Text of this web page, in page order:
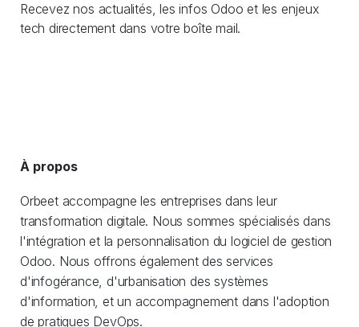
Recevez nos actualités, les infos Odoo et les enjeux
tech directement dans votre boîte mail.
À propos
Orbeet accompagne les entreprises dans leur
transformation digitale. Nous sommes spécialisés dans
l'intégration et la personnalisation du logiciel de gestion
Odoo. Nous offrons également des services
d'infogérance, d'urbanisation des systèmes
d'information, et un accompagnement dans l'adoption
de pratiques DevOps.